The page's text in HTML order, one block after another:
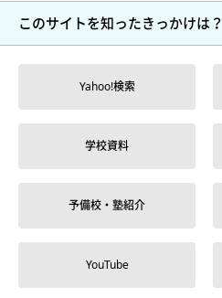
このサイトを知ったきっかけは？
Yahoo!検索
学校資料
予備校・塾紹介
YouTube